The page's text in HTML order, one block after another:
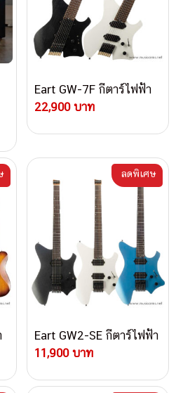
Eart GW-7F กีตาร์ไฟฟ้า
22,900 บาท
Eart GW2-SE กีตาร์ไฟฟ้า
11,900 บาท
ลดพิเศษ